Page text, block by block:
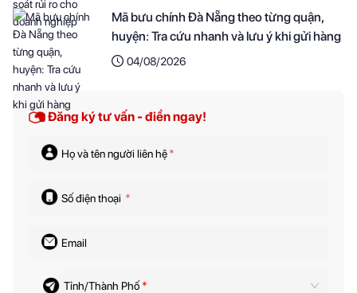
Mã bưu chính Đà Nẵng theo từng quận,
huyện: Tra cứu nhanh và lưu ý khi gửi hàng
04/08/2026
Đăng ký tư vấn - điền ngay!
Họ và tên người liên hệ*
Số điện thoại *
Email
Tỉnh/Thành Phố *